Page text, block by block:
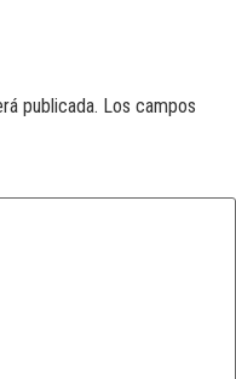
publicada. Los campos